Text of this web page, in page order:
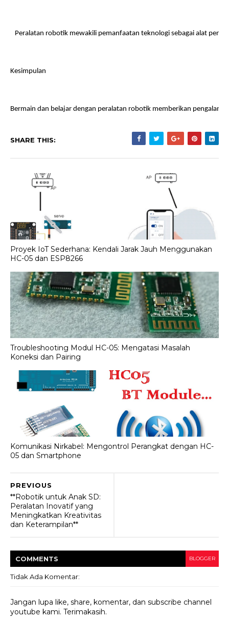
Peralatan robotik mewakili pemanfaatan teknologi sebagai alat
Kesimpulan
Bermain dan belajar dengan peralatan robotik memberikan
SHARE THIS:
Proyek IoT Sederhana: Kendali Jarak Jauh Menggunakan
HC-05 dan ESP8266
Troubleshooting Modul HC-05: Mengatasi Masalah
Koneksi dan Pairing
Komunikasi Nirkabel: Mengontrol Perangkat dengan HC-
05 dan Smartphone
PREVIOUS
**Robotik untuk Anak SD:
Peralatan Inovatif yang
Meningkatkan Kreativitas
dan Keterampilan**
COMMENTS BLOGGER
Tidak Ada Komentar:
Jangan lupa like, share, komentar, dan subscribe channel
youtube kami. Terimakasih.